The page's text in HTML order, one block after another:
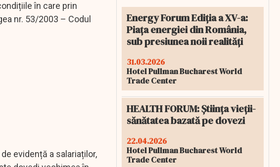
în care prin
nr. 53/2003 – Codul
evidență a salariaților,
Energy Forum Ediția a XV-a:
Piața energiei din România,
sub presiunea noii realități
31.03.2026
Hotel Pullman Bucharest World
Trade Center
HEALTH FORUM: Știința vieții-
sănătatea bazată pe dovezi
22.04.2026
Hotel Pullman Bucharest World
Trade Center